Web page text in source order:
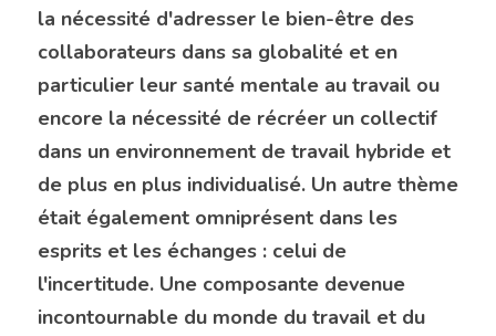
la nécessité d'adresser le bien-être des
collaborateurs dans sa globalité et en
particulier leur santé mentale au travail ou
encore la nécessité de récréer un collectif
dans un environnement de travail hybride et
de plus en plus individualisé. Un autre thème
était également omniprésent dans les
esprits et les échanges : celui de
l'incertitude. Une composante devenue
incontournable du monde du travail et du